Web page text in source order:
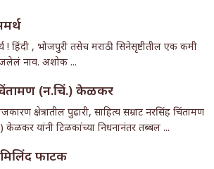
हिंदी , भोजपुरी तसेच मराठी सिनेसृष्टीतील एक कमी
नाव. अशोक ...
(न.चिं.) केळकर
क्षेत्रातील पुढारी, साहित्य सम्राट नरसिंह चिंतामण
केळकर यांनी टिळकांच्या निधनानंतर तब्बल ...
फाटक